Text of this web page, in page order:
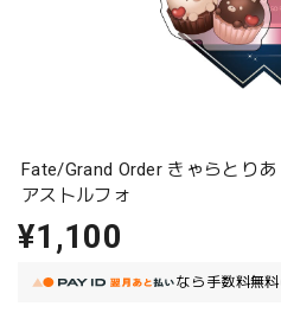
Fate/Grand Order きゃらとり
アストルフォ
¥1,100
なら 手数料無